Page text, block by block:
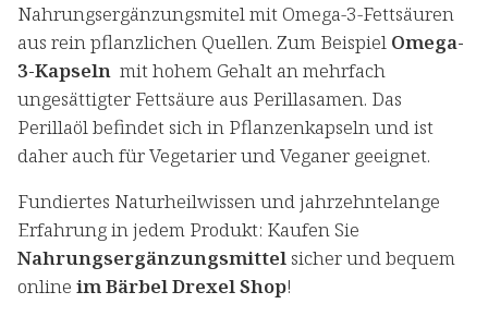
Nahrungsergänzungsmitel mit Omega-3-Fettsäuren
aus rein pflanzlichen Quellen. Zum Beispiel Omega-
3-Kapseln mit hohem Gehalt an mehrfach
ungesättigter Fettsäure aus Perillasamen. Das
Perillaöl befindet sich in Pflanzenkapseln und ist
daher auch für Vegetarier und Veganer geeignet.
Fundiertes Naturheilwissen und jahrzehntelange
Erfahrung in jedem Produkt: Kaufen Sie
Nahrungsergänzungsmittel sicher und bequem
online im Bärbel Drexel Shop!